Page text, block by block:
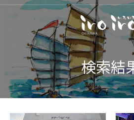
検索結